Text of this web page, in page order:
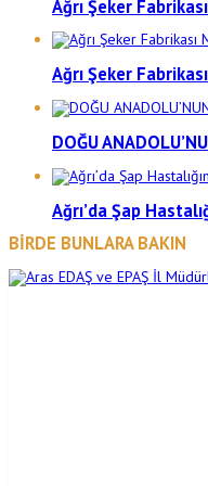
Ağrı Şeker
Ağrı Şeker
DOĞU
Ağrı’da Şap
BİRDE BUNLARA BAKIN